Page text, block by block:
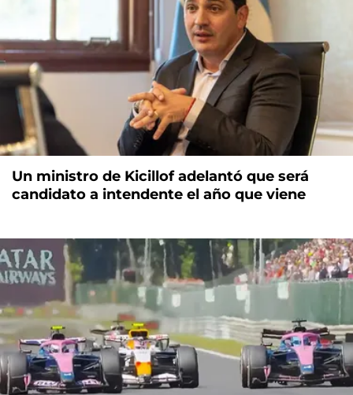
Un ministro de Kicillof adelantó que será
candidato a intendente el año que viene